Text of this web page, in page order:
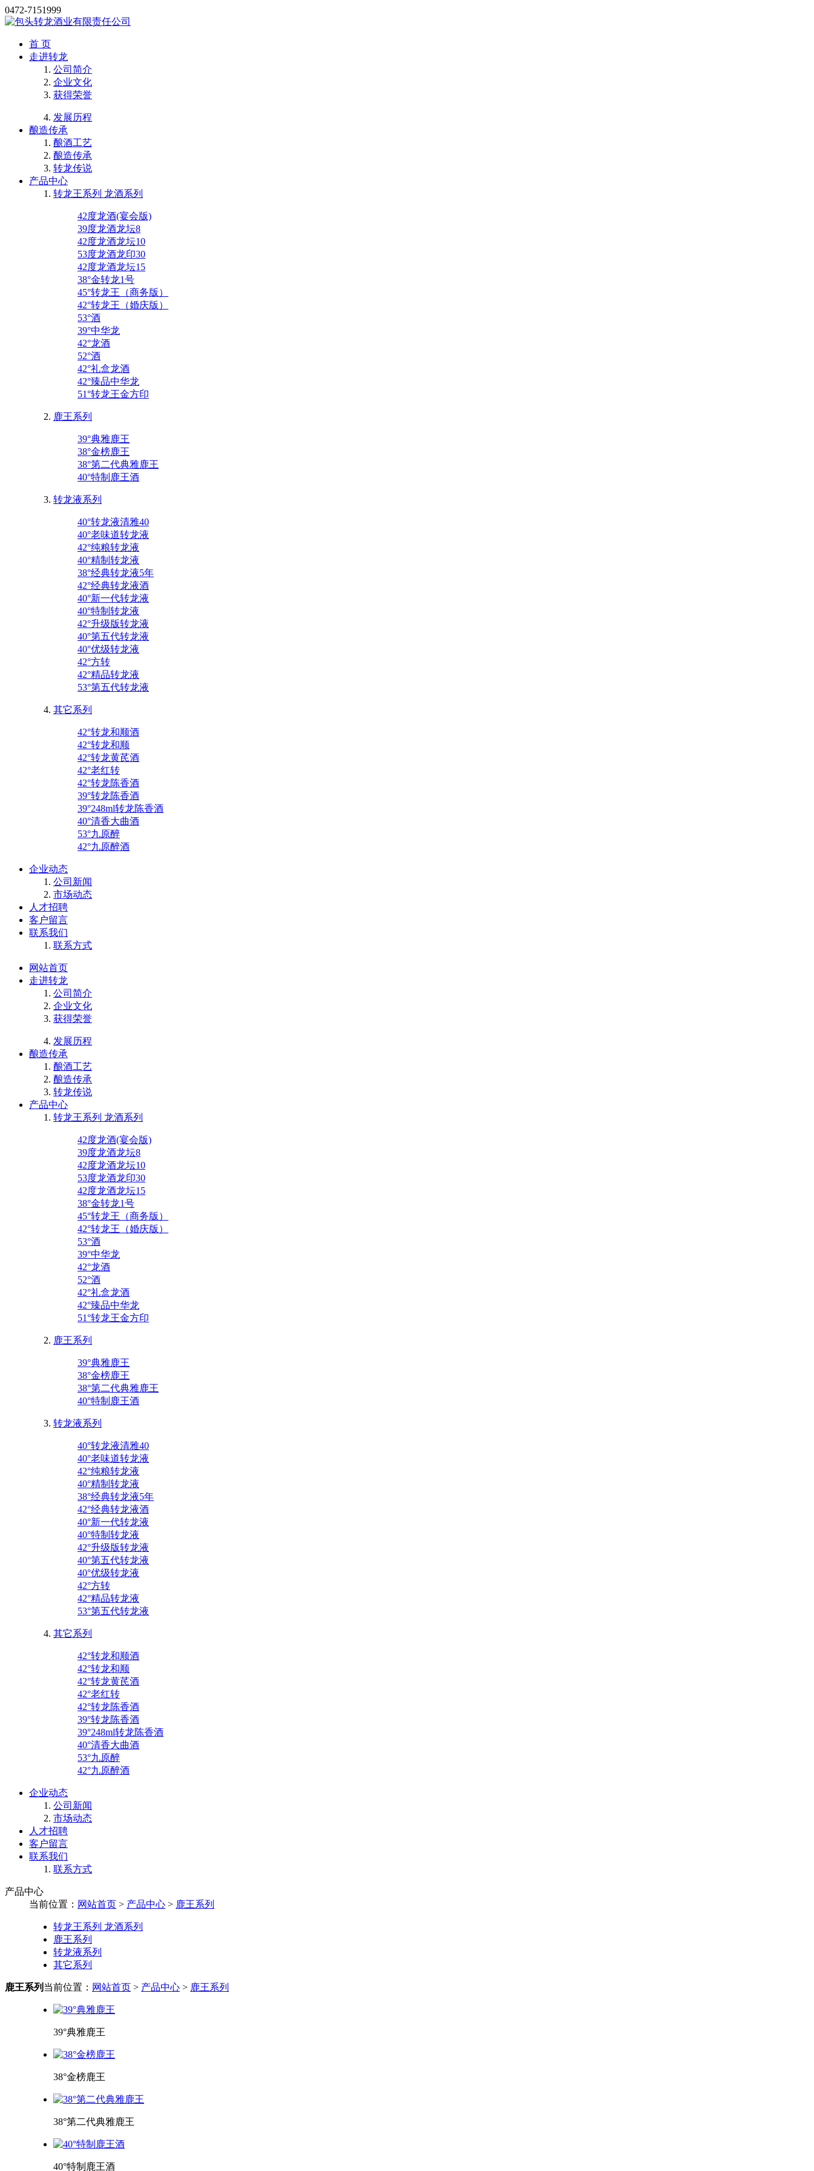
0472-7151999
首 页
走进转龙
公司简介
企业文化
获得荣誉
发展历程
酿造传承
酿酒工艺
酿造传承
转龙传说
产品中心
转龙王系列 龙酒系列
42度龙酒(宴会版)
39度龙酒龙坛8
42度龙酒龙坛10
53度龙酒龙印30
42度龙酒龙坛15
38°金转龙1号
45°转龙王（商务版）
42°转龙王（婚庆版）
53°酒
39°中华龙
42°龙酒
52°酒
42°礼盒龙酒
42°臻品中华龙
51°转龙王金方印
鹿王系列
39°典雅鹿王
38°金榜鹿王
38°第二代典雅鹿王
40°特制鹿王酒
转龙液系列
40°转龙液清雅40
40°老味道转龙液
42°纯粮转龙液
40°精制转龙液
38°经典转龙液5年
42°经典转龙液酒
40°新一代转龙液
40°特制转龙液
42°升级版转龙液
40°第五代转龙液
40°优级转龙液
42°方转
42°精品转龙液
53°第五代转龙液
其它系列
42°转龙和顺酒
42°转龙和顺
42°转龙黄芪酒
42°老红转
42°转龙陈香酒
39°转龙陈香酒
39°248ml转龙陈香酒
40°清香大曲酒
53°九原醉
42°九原醉酒
企业动态
公司新闻
市场动态
人才招聘
客户留言
联系我们
联系方式
网站首页
走进转龙
公司简介
企业文化
获得荣誉
发展历程
酿造传承
酿酒工艺
酿造传承
转龙传说
产品中心
转龙王系列 龙酒系列
42度龙酒(宴会版)
39度龙酒龙坛8
42度龙酒龙坛10
53度龙酒龙印30
42度龙酒龙坛15
38°金转龙1号
45°转龙王（商务版）
42°转龙王（婚庆版）
53°酒
39°中华龙
42°龙酒
52°酒
42°礼盒龙酒
42°臻品中华龙
51°转龙王金方印
鹿王系列
39°典雅鹿王
38°金榜鹿王
38°第二代典雅鹿王
40°特制鹿王酒
转龙液系列
40°转龙液清雅40
40°老味道转龙液
42°纯粮转龙液
40°精制转龙液
38°经典转龙液5年
42°经典转龙液酒
40°新一代转龙液
40°特制转龙液
42°升级版转龙液
40°第五代转龙液
40°优级转龙液
42°方转
42°精品转龙液
53°第五代转龙液
其它系列
42°转龙和顺酒
42°转龙和顺
42°转龙黄芪酒
42°老红转
42°转龙陈香酒
39°转龙陈香酒
39°248ml转龙陈香酒
40°清香大曲酒
53°九原醉
42°九原醉酒
企业动态
公司新闻
市场动态
人才招聘
客户留言
联系我们
联系方式
产品中心
当前位置： 网站首页 > 产品中心 > 鹿王系列
转龙王系列 龙酒系列
鹿王系列
转龙液系列
其它系列
鹿王系列 当前位置： 网站首页 > 产品中心 > 鹿王系列
39°典雅鹿王
38°金榜鹿王
38°第二代典雅鹿王
40°特制鹿王酒